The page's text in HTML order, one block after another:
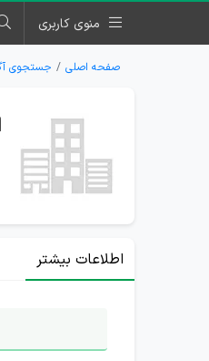
منوی کاربری
صفحه اصلی جستجوی
اطلاعات بیشتر